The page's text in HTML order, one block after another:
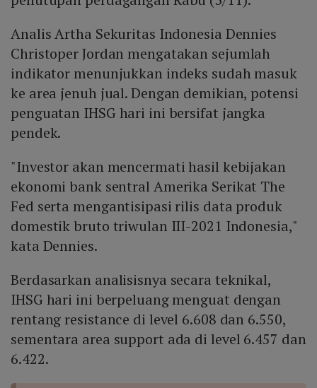
Analis Artha Sekuritas Indonesia Dennies
Christoper Jordan mengatakan sejumlah
indikator menunjukkan indeks sudah masuk
ke area jenuh jual. Dengan demikian, potensi
penguatan IHSG hari ini bersifat jangka
pendek.
"Investor akan mencermati hasil kebijakan
ekonomi bank sentral Amerika Serikat The
Fed serta mengantisipasi rilis data produk
domestik bruto triwulan III-2021 Indonesia,"
kata Dennies.
Berdasarkan analisisnya secara teknikal,
IHSG hari ini berpeluang menguat dengan
rentang resistance di level 6.608 dan 6.550,
sementara area support ada di level 6.457 dan
6.422.